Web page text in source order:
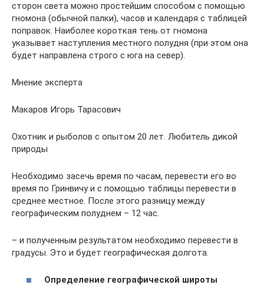
сторон света можно простейшим способом с помощью
гномона (обычной палки), часов и календаря с таблицей
поправок. Наиболее короткая тень от гномона
указывает наступления местного полудня (при этом она
будет направлена строго с юга на север).
Мнение эксперта
Макаров Игорь Тарасович
Охотник и рыболов с опытом 20 лет. Любитель дикой
природы
Необходимо засечь время по часам, перевести его во
время по Гринвичу и с помощью таблицы перевести в
среднее местное. После этого разницу между
географическим полуднем – 12 час.
– и полученным результатом необходимо перевести в
градусы. Это и будет географическая долгота.
Определение географической широты